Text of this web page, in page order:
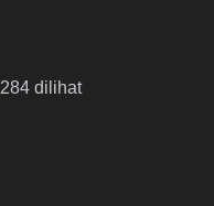
dilihat